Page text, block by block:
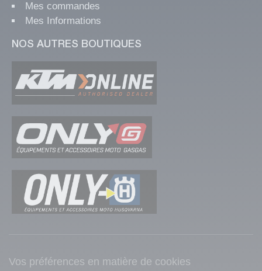
Mes commandes
Mes Informations
NOS AUTRES BOUTIQUES
Vos préférences en matière de cookies